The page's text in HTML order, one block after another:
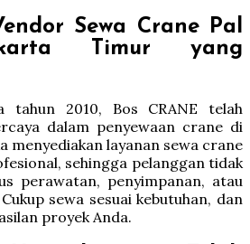
Sewa Crane Pal
Timur yang
tahun 2010, Bos CRANE telah
dalam penyewaan crane di
menyediakan layanan sewa crane
sehingga pelanggan tidak
perawatan, penyimpanan, atau
sewa sesuai kebutuhan, dan
proyek Anda.